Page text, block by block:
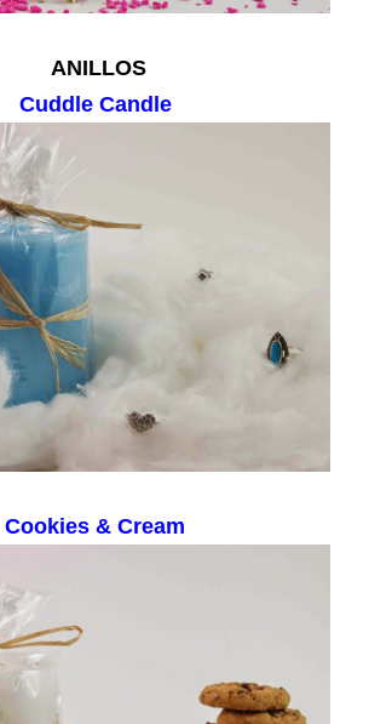
ANILLOS
Cuddle Candle
Cookies & Cream